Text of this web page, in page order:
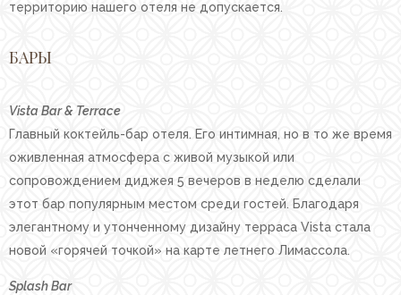
территорию нашего отеля не допускается.
БАРЫ
Vista Bar & Terrace
Главный коктейль-бар отеля. Его интимная, но в то же время
оживленная атмосфера с живой музыкой или
сопровождением диджея 5 вечеров в неделю сделали
этот бар популярным местом среди гостей. Благодаря
элегантному и утонченному дизайну терраса Vista стала
новой «горячей точкой» на карте летнего Лимассола.
Splash Bar